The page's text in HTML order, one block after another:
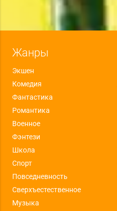
Жанры
Экшен
Комедия
Фантастика
Романтика
Военное
Фэнтези
Школа
Спорт
Повседневность
Сверхъестественное
Музыка